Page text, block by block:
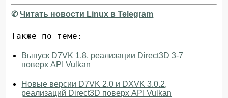
✆Читать новости Linux в Telegram
Также по теме:
Выпуск D7VK 1.8, реализации Direct3D 3-7
поверх API Vulkan
Новые версии D7VK 2.0 и DXVK 3.0.2,
реализаций Direct3D поверх API Vulkan